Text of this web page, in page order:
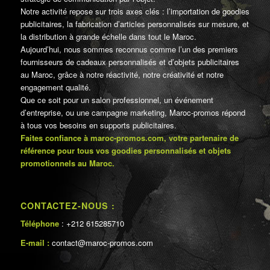
Notre activité repose sur trois axes clés : l’importation de goodies
publicitaires, la fabrication d’articles personnalisés sur mesure, et
la distribution à grande échelle dans tout le Maroc.
Aujourd’hui, nous sommes reconnus comme l’un des premiers
fournisseurs de cadeaux personnalisés et d’objets publicitaires
au Maroc, grâce à notre réactivité, notre créativité et notre
engagement qualité.
Que ce soit pour un salon professionnel, un événement
d’entreprise, ou une campagne marketing, Maroc-promos répond
à tous vos besoins en supports publicitaires.
Faites confiance à maroc-promos.com, votre partenaire de
référence pour tous vos goodies personnalisés et objets
promotionnels au Maroc.
CONTACTEZ-NOUS :
Téléphone : +212 615285710
E-mail : contact@maroc-promos.com